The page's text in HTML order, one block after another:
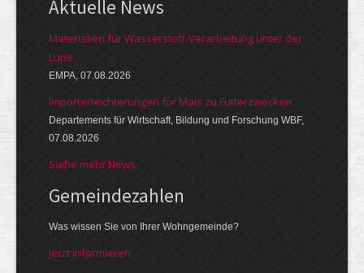
Aktuelle News
Materialien für Wasserstoff-Verarbeitung unter der
Lupe
EMPA, 07.08.2026
Importerleichterungen für Mais zu Futterzwecken
Departements für Wirtschaft, Bildung und Forschung WBF,
07.08.2026
Siehe mehr News
Gemeinde­zahlen
Was wissen Sie von Ihrer Wohngemeinde?
Jetzt informieren